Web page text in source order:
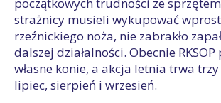
strażnicy musieli wykupować
rzeźnickiego noża, nie zabrakło
dalszej działalności. Obecnie
własne konie, a akcja letnia trwa
lipiec, sierpień i wrzesień.